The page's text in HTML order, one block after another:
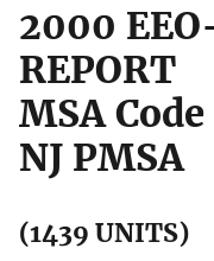
2000
REPORT
MSA
NJ PMSA
(1439 UNITS)